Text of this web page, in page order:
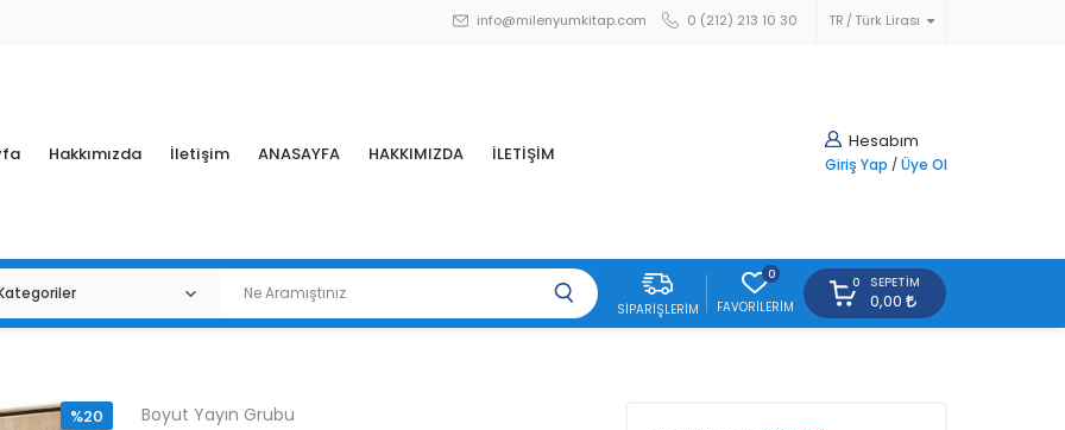
TR Türk Lirası
info@milenyumkitap.com 0 (212) 213 10 30
Hesabım
Giriş Yap / Üye Ol
Hakkımızda İletişim ANASAYFA HAKKIMIZDA İLETİŞİM
SIPARIŞLERIM
0
FAVORILERIM
0 SEPETIM
0,00
%20 Boyut Yayın Grubu